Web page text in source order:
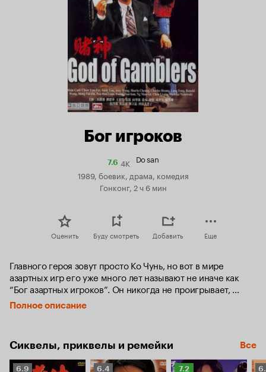
Бог игроков
7.6Рейтинг
4K Do san
1989, боевик, драма, комедия
Гонконг, 2 ч 6 мин
Оценить Буду смотреть Добавить Еще
Главного героя зовут просто Ко Чунь, но вот в мире
азартных игр его уже много лет называют не иначе как
“Бог азартных игроков”. Он никогда не проигрывает,
карты в его руках ведут себя словно живые, а игральные
кости способны творить настоящие чудеса. Он знает, как
Однажды Ко Чунь попадает в ловушку и из-за полученных
Полное описание
Сиквелы, приквелы и ремейки Все
Рейтинг
6.9
Рейтинг
6.4
Рейтинг
7.2